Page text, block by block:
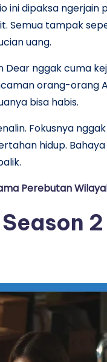
dipaksa ngerjain
Semua tampak
uang.
Dear nggak cuma
orang-orang
bisa habis.
Fokusnya
hidup.
Perebutan